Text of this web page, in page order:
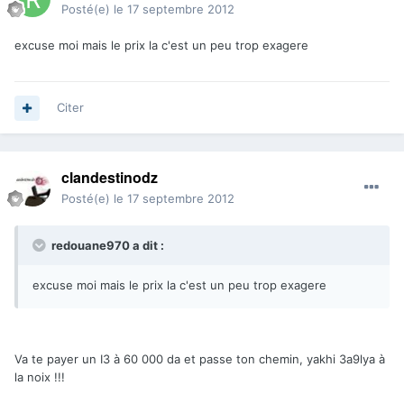
Posté(e) le 17 septembre 2012
excuse moi mais le prix la c'est un peu trop exagere
Citer
clandestinodz
Posté(e) le 17 septembre 2012
redouane970 a dit :
excuse moi mais le prix la c'est un peu trop exagere
Va te payer un I3 à 60 000 da et passe ton chemin, yakhi 3a9lya à
la noix !!!